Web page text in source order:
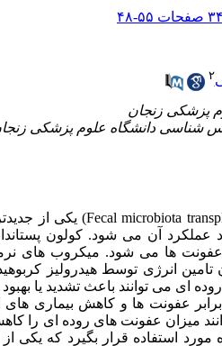
۲
Fecal microbiota) یکی از
عملکرد آن می شود. کولون
ها می شود. میکروب های
انرژی توسط هیدرولیز
ای می توانند باعث تشدید یا
عفونت ها و کاهش بیماری های
میزان عفونت های روده ای را
استفاده قرار بگیرد که یکی